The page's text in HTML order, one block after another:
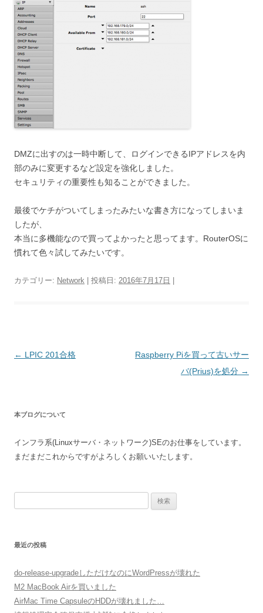
DMZに出すのは一時中断して、ログインできるIPアドレスを内
部のみに変更するなど設定を強化しました。
セキュリティの重要性も知ることができました。
最後でケチがついてしまったみたいな書き方になってしまいま
したが、
本当に多機能なので買ってよかったと思ってます。RouterOSに
慣れて色々試してみたいです。
カテゴリー: Network | 投稿日: 2016年7月17日 |
投
ゲ
シ
← LPIC 201合格
Raspberry Piを買って古いサー
バ(Prius)を処分 →
本ブログについて
インフラ系(Linuxサーバ・ネットワーク)SEのお仕事をしています。
まだまだこれからですがよろしくお願いいたします。
索:
最近の投稿
do-release-upgradeしただけなのにWordPressが壊れた
M2 MacBook Airを買いました
AirMac Time CapsuleのHDDが壊れました…